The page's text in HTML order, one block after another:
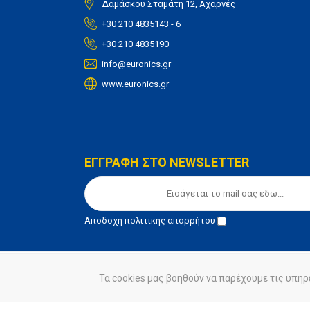
Δαμάσκου Σταμάτη 12, Αχαρνές
+30 210 4835143 - 6
+30 210 4835190
info@euronics.gr
www.euronics.gr
ΕΓΓΡΑΦΗ ΣΤΟ NEWSLETTER
Αποδοχήπολιτικής απορρήτου
© euronics 2020 Όροι Χρήσης Πολιτική
Τα cookies μας βοηθούν να παρέχουμε τις